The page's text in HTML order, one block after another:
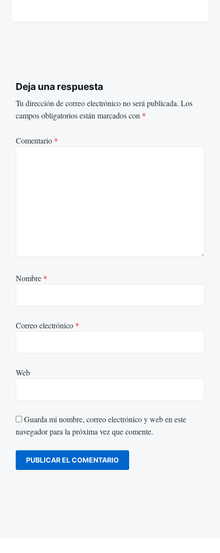
Deja una respuesta
Tu dirección de correo electrónico no será publicada. Los
campos obligatorios están marcados con *
Comentario *
Nombre *
Correo electrónico *
Web
Guarda mi nombre, correo electrónico y web en este
navegador para la próxima vez que comente.